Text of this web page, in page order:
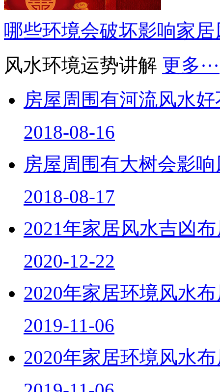
哪些环境会破坏影响家居
风水环境运势讲解 更多···
房屋周围有河流风水好
2018-08-16
房屋周围有大树会影
2018-08-17
2021年家居风水吉凶
2020-12-22
2020年家居环境风水
2019-11-06
2020年家居环境风水